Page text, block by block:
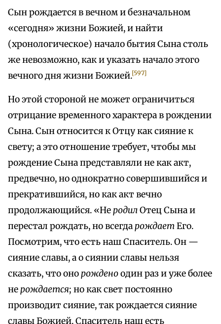
Сын рождается в вечном и безначальном
«сегодня» жизни Божией, и найти
(хронологическое) начало бытия Сына столь
же невозможно, как и указать начало этого
вечного дня жизни Божией.[597]
Но этой стороной не может ограничиться
отрицание временного характера в рождении
Сына. Сын относится к Отцу как сияние к
свету; а это отношение требует, чтобы мы
рождение Сына представляли не как акт,
предвечно, но однократно совершившийся и
прекратившийся, но как акт вечно
продолжающийся. «НеродилОтец Сына и
перестал рождать, но всегдарождаетЕго.
Посмотрим, что есть наш Спаситель. Он —
сияние славы, а о сиянии славы нельзя
сказать, что онорожденоодин раз и уже более
нерождается; но как свет постоянно
производит сияние, так рождается сияние
славы Божией. Спаситель наш есть